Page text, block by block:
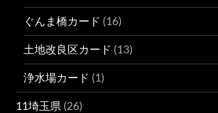
ぐんま橋カード (16)
土地改良区カード (13)
浄水場カード (1)
11埼玉県 (26)